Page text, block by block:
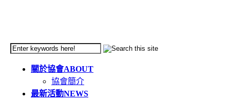
關於協會ABOUT
協會簡介
最新活動NEWS